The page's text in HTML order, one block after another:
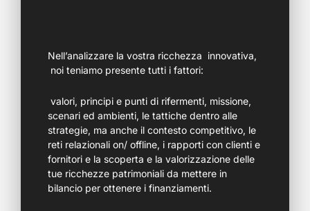
Nell’analizzare la vostra ricchezza innovativa,
noi teniamo presente tutti i fattori:
valori, principi e punti di rifermenti, missione,
scenari ed ambienti, le tattiche dentro alle
strategie, ma anche il contesto competitivo, le
reti relazionali on/ offline, i rapporti con clienti e
fornitori e la scoperta e la valorizzazione delle
tue ricchezze patrimoniali da mettere in
bilancio per ottenere i finanziamenti.